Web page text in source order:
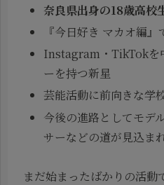
奈良県出身の18歳高校
『今日好き マカオ編
Instagram・TikTokを
ーを持つ新星
芸能活動に前向きな学
今後の進路としてモデ
サーなどの道が見込ま
まだ始まったばかりの活動